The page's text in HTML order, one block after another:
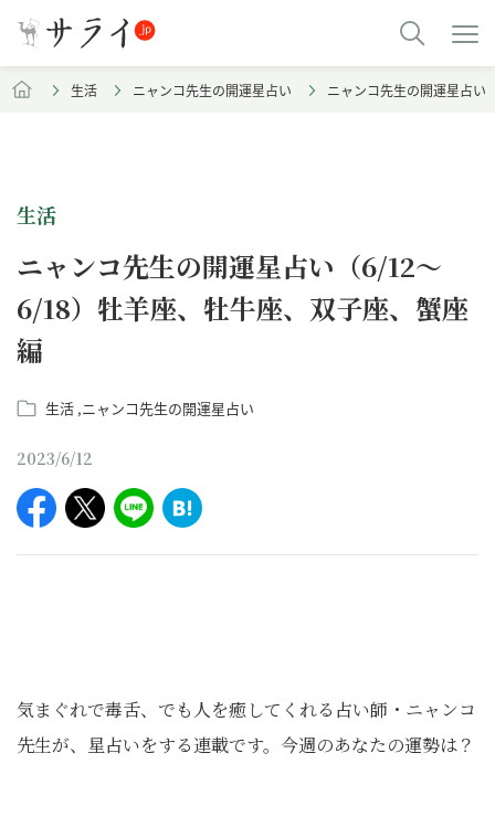
生活 ニャンコ先生の開運星占い ニャンコ先生の開運星占
生活
ニャンコ先生の開運星占い（6/12～
6/18）牡羊座、牡牛座、双子座、蟹座
編
生活 ニャンコ先生の開運星占い
2023/6/12
気まぐれで毒舌、でも人を癒してくれる占い師・ニャンコ
先生が、星占いをする連載です。今週のあなたの運勢は？